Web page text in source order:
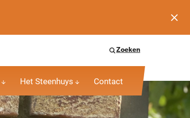
Zoeken
Het Steenhuys Contact